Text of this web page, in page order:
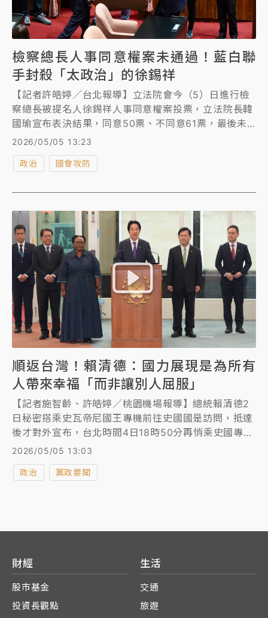
檢察總長人事同意權案未通過！藍白聯
手封殺「太政治」的徐錫祥
【記者許皓婷／台北報導】立法院會今（5）日進行檢
察總長被提名人徐錫祥人事同意權案投票，立法院長韓
國瑜宣布表決結果，同意50票、不同意61票，最後未
達同意門檻，國民黨、民眾黨立委聯手封殺，徐錫祥人
2026/05/05 13:23
政治 國會攻防
順返台灣！賴清德：國力展現是為所有
人帶來幸福「而非讓別人屈服」
【記者施智齡、許皓婷／桃園機場報導】總統賴清德2
日秘密搭乘史瓦帝尼國王專機前往史國國是訪問，抵達
後才對外宣布，台北時間4日18時50分再悄乘史國專機
A340空巴，刻意避開非洲國家上空飛返台灣，上午10
時50分賴清德一行返抵桃園機場第一航廈，並發表談
話，包括國安會秘書長吳釗燮、副秘書長林飛帆、國安
2026/05/05 13:03
政治 黨政要聞
財經
股市基金
投資長觀點
生活
交通
旅遊